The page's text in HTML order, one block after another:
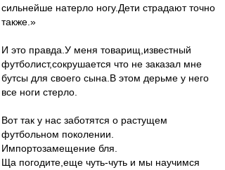
сильнейше натерло ногу.Дети страдают точно
также.»
И это правда.У меня товарищ,известный
футболист,сокрушается что не заказал мне
бутсы для своего сына.В этом дерьме у него
все ноги стерло.
Вот так у нас заботятся о растущем
футбольном поколении.
Импортозамещение бля.
Ща погодите,еще чуть-чуть и мы научимся